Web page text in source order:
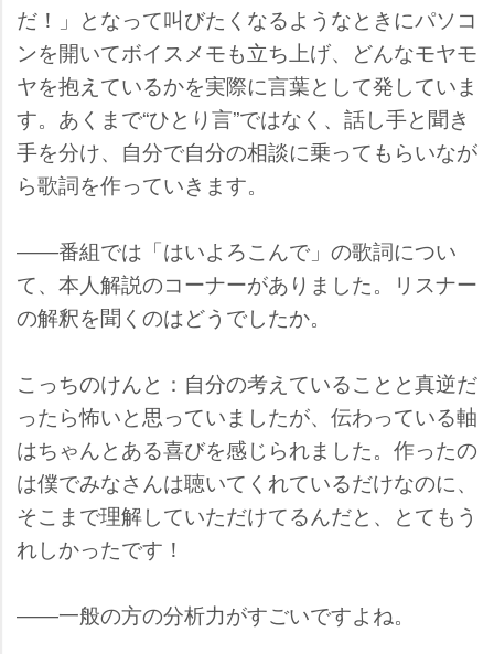
だ！」となって叫びたくなるようなときにパソコ
ンを開いてボイスメモも立ち上げ、どんなモヤモ
ヤを抱えているかを実際に言葉として発していま
す。あくまで“ひとり言”ではなく、話し手と聞き
手を分け、自分で自分の相談に乗ってもらいなが
ら歌詞を作っていきます。
――番組では「はいよろこんで」の歌詞につい
て、本人解説のコーナーがありました。リスナー
の解釈を聞くのはどうでしたか。
こっちのけんと：自分の考えていることと真逆だ
ったら怖いと思っていましたが、伝わっている軸
はちゃんとある喜びを感じられました。作ったの
は僕でみなさんは聴いてくれているだけなのに、
そこまで理解していただけてるんだと、とてもう
れしかったです！
――一般の方の分析力がすごいですよね。